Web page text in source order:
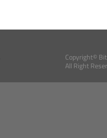
Copyright©
All Right